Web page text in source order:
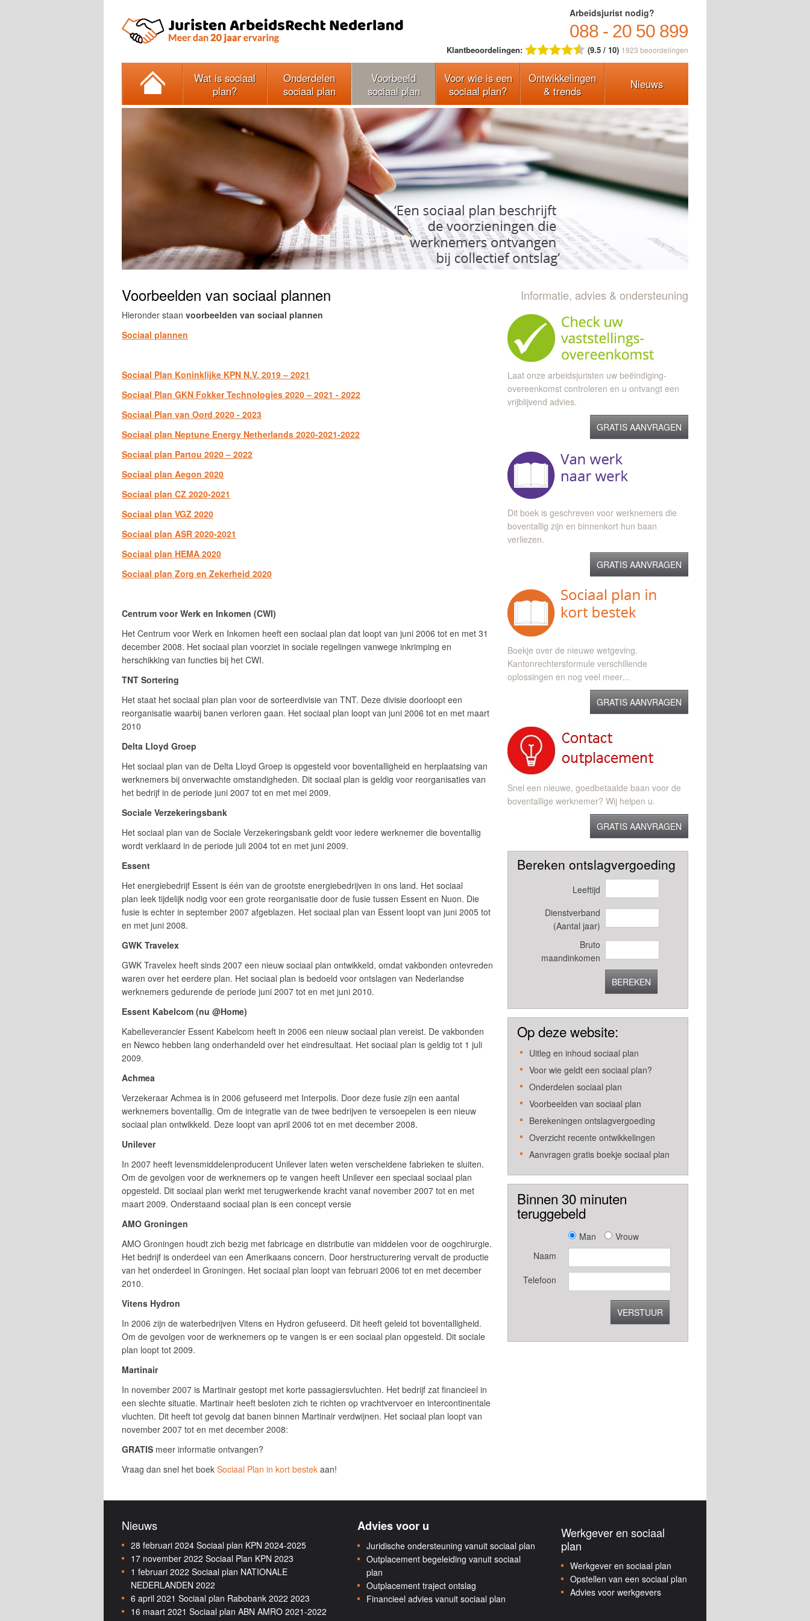
Arbeidsjurist nodig?
088 - 20 50 899
Klantbeoordelingen: (9.5 / 10) 1923 beoordelingen
Wat is sociaal
plan?
Onderdelen
sociaal plan
Voorbeeld
sociaal plan
Voor wie is een
sociaal plan?
Ontwikkelingen
& trends
Nieuws
Voorbeelden van sociaal plannen
Hieronder staan voorbeelden van sociaal plannen
Sociaal plannen
Sociaal Plan Koninklijke KPN N.V. 2019 – 2021
Sociaal Plan GKN Fokker Technologies 2020 – 2021 - 2022
Sociaal Plan van Oord 2020 - 2023
Sociaal plan Neptune Energy Netherlands 2020-2021-2022
Sociaal plan Partou 2020 – 2022
Sociaal plan Aegon 2020
Sociaal plan CZ 2020-2021
Sociaal plan VGZ 2020
Sociaal plan ASR 2020-2021
Sociaal plan HEMA 2020
Sociaal plan Zorg en Zekerheid 2020
Centrum voor Werk en Inkomen (CWI)
Het Centrum voor Werk en Inkomen heeft een sociaal plan dat loopt van juni 2006 tot en met 31
december 2008. Het sociaal plan voorziet in sociale regelingen vanwege inkrimping en
herschikking van functies bij het CWI.
TNT Sortering
Het staat het sociaal plan plan voor de sorteerdivisie van TNT. Deze divisie doorloopt een
reorganisatie waarbij banen verloren gaan. Het sociaal plan loopt van juni 2006 tot en met maart
2010
Delta Lloyd Groep
Het sociaal plan van de Delta Lloyd Groep is opgesteld voor boventalligheid en herplaatsing van
werknemers bij onverwachte omstandigheden. Dit sociaal plan is geldig voor reorganisaties van
het bedrijf in de periode juni 2007 tot en met mei 2009.
Sociale Verzekeringsbank
Het sociaal plan van de Sociale Verzekeringsbank geldt voor iedere werknemer die boventallig
wordt verklaard in de periode juli 2004 tot en met juni 2009.
Essent
Het energiebedrijf Essent is één van de grootste energiebedrijven in ons land. Het sociaal
plan leek tijdelijk nodig voor een grote reorganisatie door de fusie tussen Essent en Nuon. Die
fusie is echter in september 2007 afgeblazen. Het sociaal plan van Essent loopt van juni 2005 tot
en met juni 2008.
GWK Travelex
GWK Travelex heeft sinds 2007 een nieuw sociaal plan ontwikkeld, omdat vakbonden ontevreden
waren over het eerdere plan. Het sociaal plan is bedoeld voor ontslagen van Nederlandse
werknemers gedurende de periode juni 2007 tot en met juni 2010.
Essent Kabelcom (nu @Home)
Kabelleverancier Essent Kabelcom heeft in 2006 een nieuw sociaal plan vereist. De vakbonden
en Newco hebben lang onderhandeld over het eindresultaat. Het sociaal plan is geldig tot 1 juli
2009.
Achmea
Verzekeraar Achmea is in 2006 gefuseerd met Interpolis. Door deze fusie zijn een aantal
werknemers boventallig. Om de integratie van de twee bedrijven te versoepelen is een nieuw
sociaal plan ontwikkeld. Deze loopt van april 2006 tot en met december 2008.
Unilever
In 2007 heeft levensmiddelenproducent Unilever laten weten verscheidene fabrieken te sluiten.
Om de gevolgen voor de werknemers op te vangen heeft Unilever een speciaal sociaal plan
opgesteld. Dit sociaal plan werkt met terugwerkende kracht vanaf november 2007 tot en met
maart 2009. Onderstaand sociaal plan is een concept versie
AMO Groningen
AMO Groningen houdt zich bezig met fabricage en distributie van middelen voor de oogchirurgie.
Het bedrijf is onderdeel van een Amerikaans concern. Door herstructurering vervalt de productie
van het onderdeel in Groningen. Het sociaal plan loopt van februari 2006 tot en met december
2010.
Vitens Hydron
In 2006 zijn de waterbedrijven Vitens en Hydron gefuseerd. Dit heeft geleid tot boventalligheid.
Om de gevolgen voor de werknemers op te vangen is er een sociaal plan opgesteld. Dit sociale
plan loopt tot 2009.
Martinair
In november 2007 is Martinair gestopt met korte passagiersvluchten. Het bedrijf zat financieel in
een slechte situatie. Martinair heeft besloten zich te richten op vrachtvervoer en intercontinentale
vluchten. Dit heeft tot gevolg dat banen binnen Martinair verdwijnen. Het sociaal plan loopt van
november 2007 tot en met december 2008:
GRATIS meer informatie ontvangen?
Vraag dan snel het boek Sociaal Plan in kort bestek aan!
Informatie, advies & ondersteuning
Laat onze arbeidsjuristen uw beëindiging-
overeenkomst controleren en u ontvangt een
vrijblijvend advies.
GRATIS AANVRAGEN
Dit boek is geschreven voor werknemers die
boventallig zijn en binnenkort hun baan
verliezen.
GRATIS AANVRAGEN
Boekje over de nieuwe wetgeving.
Kantonrechtersformule verschillende
oplossingen en nog veel meer...
GRATIS AANVRAGEN
Snel een nieuwe, goedbetaalde baan voor de
boventallige werknemer? Wij helpen u.
GRATIS AANVRAGEN
Bereken ontslagvergoeding
Leeftijd
Dienstverband
(Aantal jaar)
Bruto
maandinkomen
BEREKEN
Op deze website:
Uitleg en inhoud sociaal plan
Voor wie geldt een sociaal plan?
Onderdelen sociaal plan
Voorbeelden van sociaal plan
Berekeningen ontslagvergoeding
Overzicht recente ontwikkelingen
Aanvragen gratis boekje sociaal plan
Binnen 30 minuten
teruggebeld
Man
Vrouw
Naam
Telefoon
VERSTUUR
Nieuws
28 februari 2024 Sociaal plan KPN 2024-2025
17 november 2022 Sociaal Plan KPN 2023
1 februari 2022 Sociaal plan NATIONALE
NEDERLANDEN 2022
6 april 2021 Sociaal plan Rabobank 2022 2023
16 maart 2021 Sociaal plan ABN AMRO 2021-2022
Advies voor u
Juridische ondersteuning vanuit sociaal plan
Outplacement begeleiding vanuit sociaal
plan
Outplacement traject ontslag
Financieel advies vanuit sociaal plan
Werkgever en sociaal
plan
Werkgever en sociaal plan
Opstellen van een sociaal plan
Advies voor werkgevers